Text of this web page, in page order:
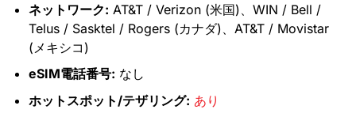
ネットワーク: AT&T / Verizon (米国)、WIN / Bell /
Telus / Sasktel / Rogers (カナダ)、AT&T / Movistar
(メキシコ)
eSIM電話番号: なし
ホットスポット/テザリング: あり